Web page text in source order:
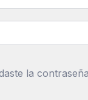
la